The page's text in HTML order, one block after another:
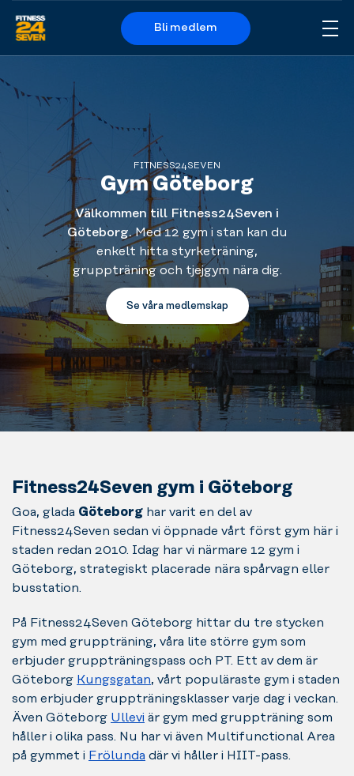
Logo
Bli medlem
FITNESS24SEVEN
Gym Göteborg
Välkommen till Fitness24Seven i
Göteborg.Med 12 gym i stan kan du
enkelt hitta styrketräning,
gruppträning och tjejgym nära dig.
Se våra medlemskap
Fitness24Seven gym i Göteborg
Goa, glada Göteborg har varit en del av
Fitness24Seven sedan vi öppnade vårt först gym här i
staden redan 2010. Idag har vi närmare 12 gym i
Göteborg, strategiskt placerade nära spårvagn eller
busstation.
På Fitness24Seven Göteborg hittar du tre stycken
gym med gruppträning, våra lite större gym som
erbjuder gruppträningspass och PT. Ett av dem är
Göteborg Kungsgatan, vårt populäraste gym i staden
som erbjuder gruppträningsklasser varje dag i veckan.
Även Göteborg Ullevi är gym med gruppträning som
håller i olika pass. Nu har vi även Multifunctional Area
på gymmet i Frölunda där vi håller i HIIT-pass.